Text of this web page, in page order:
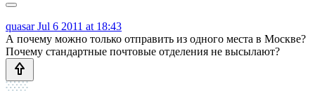
quasarJul 6 2011 at 18:43
А почему можно только отправить из одного места в Москве?
Почему стандартные почтовые отделения не высылают?